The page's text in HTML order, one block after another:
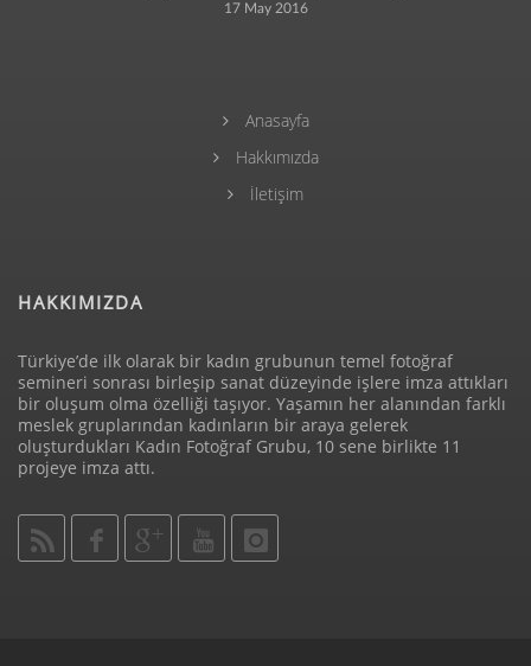
17 May 2016
Anasayfa
Hakkımızda
İletişim
HAKKIMIZDA
Türkiye’de ilk olarak bir kadın grubunun temel fotoğraf
semineri sonrası birleşip sanat düzeyinde işlere imza attıkları
bir oluşum olma özelliği taşıyor. Yaşamın her alanından farklı
meslek gruplarından kadınların bir araya gelerek
oluşturdukları Kadın Fotoğraf Grubu, 10 sene birlikte 11
projeye imza attı.